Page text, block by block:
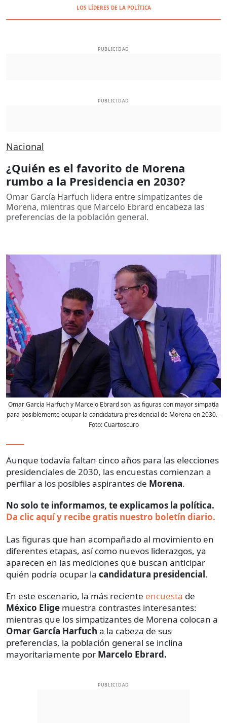
LOS LÍDERES DE LA POLÍTICA
PUBLICIDAD
PUBLICIDAD
Nacional
¿Quién es el favorito de Morena
rumbo a la Presidencia en 2030?
Omar García Harfuch lidera entre simpatizantes de
Morena, mientras que Marcelo Ebrard encabeza las
preferencias de la población general.
Omar García Harfuch y Marcelo Ebrard son las figuras con mayor simpatía
para posiblemente ocupar la candidatura presidencial de Morena en 2030.-
Foto:Cuartoscuro
Aunque todavía faltan cinco años para las elecciones
presidenciales de 2030, las encuestas comienzan a
perfilar a los posibles aspirantes de Morena.
No solo te informamos, te explicamos la política.
Da clic aquí y recibe gratis nuestro boletín diario.
Las figuras que han acompañado al movimiento en
diferentes etapas, así como nuevos liderazgos, ya
aparecen en las mediciones que buscan anticipar
quién podría ocupar la candidatura presidencial.
En este escenario, la más reciente encuesta de
México Elige muestra contrastes interesantes:
mientras que los simpatizantes de Morena colocan a
Omar García Harfuch a la cabeza de sus
preferencias, la población general se inclina
mayoritariamente por Marcelo Ebrard.
PUBLICIDAD